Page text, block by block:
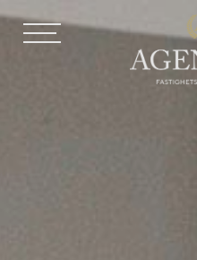
AGENTUR SKI
FRI VÄRDERING
VÅRA MÄKLARE